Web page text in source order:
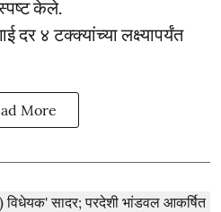
स्पष्ट केले.
दर ४ टक्क्यांच्या लक्ष्यापर्यंत
More